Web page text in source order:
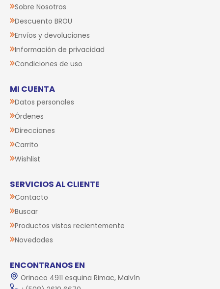
Sobre Nosotros
Descuento BROU
Envíos y devoluciones
Información de privacidad
Condiciones de uso
MI CUENTA
Datos personales
Órdenes
Direcciones
Carrito
Wishlist
SERVICIOS AL CLIENTE
Contacto
Buscar
Productos vistos recientemente
Novedades
ENCONTRANOS EN
Orinoco 4911 esquina Rimac, Malvín